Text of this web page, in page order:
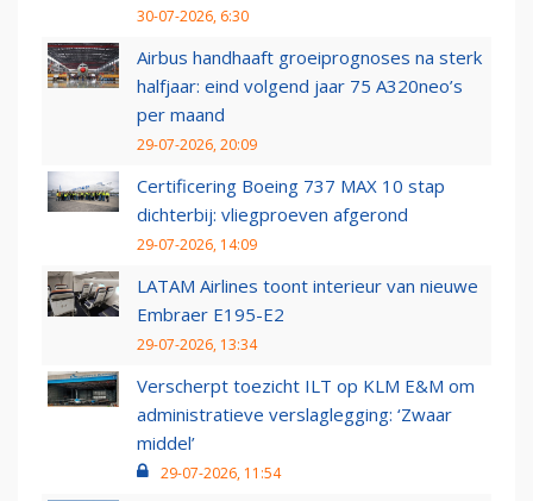
30-07-2026, 6:30
Airbus handhaaft groeiprognoses na sterk
halfjaar: eind volgend jaar 75 A320neo’s
per maand
29-07-2026, 20:09
Certificering Boeing 737 MAX 10 stap
dichterbij: vliegproeven afgerond
29-07-2026, 14:09
LATAM Airlines toont interieur van nieuwe
Embraer E195-E2
29-07-2026, 13:34
Verscherpt toezicht ILT op KLM E&M om
administratieve verslaglegging: ‘Zwaar
middel’
29-07-2026, 11:54